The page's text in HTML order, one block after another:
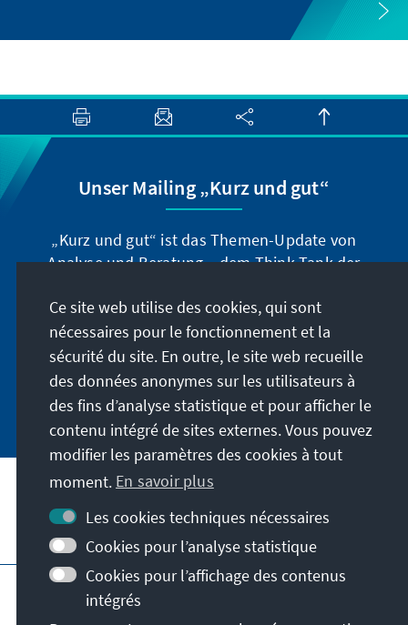
Unser Mailing „Kurz und gut“
„Kurz und gut“ ist das Themen-Update von
Analyse und Beratung – dem Think-Tank der
Fischer-Bollin informiert Sie in unregelmäßigen
Abständen in aller Kürze über Themen, die wir
für unsere nahe Zukunft für wichtig halten.
Jetzt abonnieren
Visitez aussi
Impressum
Protection des données
Conditions d'utilisation
Ce site web utilise des cookies, qui sont
nécessaires pour le fonctionnement et la
sécurité du site. En outre, le site web recueille
des données anonymes sur les utilisateurs à
des fins d’analyse statistique et pour afficher le
contenu intégré de sites externes. Vous pouvez
modifier les paramètres des cookies à tout
moment. En savoir plus
Les cookies techniques nécessaires
Cookies pour l’analyse statistique
Cookies pour l’affichage des contenus
intégrés